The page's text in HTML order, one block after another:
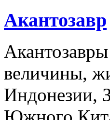
Акантозавр
величины,
Индонезии,